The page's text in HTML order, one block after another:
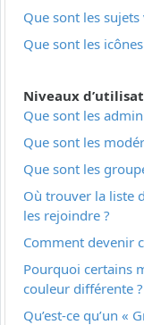
Que sont les
Que sont les
Niveaux
Que sont les
Que sont les
Que sont les
Où trouver la liste
les rejoindre ?
Comment devenir
Pourquoi certains
couleur différente ?
Qu’est-ce qu’un «